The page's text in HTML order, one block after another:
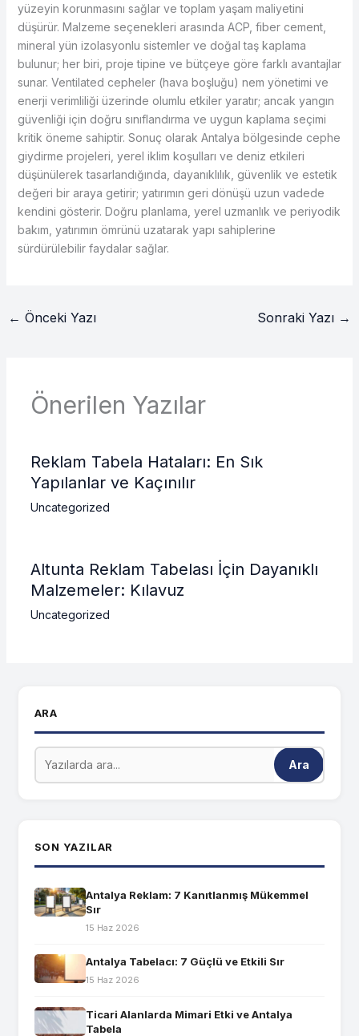
yüzeyin korunmasını sağlar ve toplam yaşam maliyetini
düşürür. Malzeme seçenekleri arasında ACP, fiber cement,
mineral yün izolasyonlu sistemler ve doğal taş kaplama
bulunur; her biri, proje tipine ve bütçeye göre farklı avantajlar
sunar. Ventilated cepheler (hava boşluğu) nem yönetimi ve
enerji verimliliği üzerinde olumlu etkiler yaratır; ancak yangın
güvenliği için doğru sınıflandırma ve uygun kaplama seçimi
kritik öneme sahiptir. Sonuç olarak Antalya bölgesinde cephe
giydirme projeleri, yerel iklim koşulları ve deniz etkileri
düşünülerek tasarlandığında, dayanıklılık, güvenlik ve estetik
değeri bir araya getirir; yatırımın geri dönüşü uzun vadede
kendini gösterir. Doğru planlama, yerel uzmanlık ve periyodik
bakım, yatırımın ömrünü uzatarak yapı sahiplerine
sürdürülebilir faydalar sağlar.
← Önceki Yazı Sonraki Yazı →
Önerilen Yazılar
Reklam Tabela Hataları: En Sık
Yapılanlar ve Kaçınılır
Uncategorized
Altunta Reklam Tabelası İçin Dayanıklı
Malzemeler: Kılavuz
Uncategorized
ARA
Ara
SON YAZILAR
Antalya Reklam: 7 Kanıtlanmış Mükemmel
Sır
15 Haz 2026
Antalya Tabelacı: 7 Güçlü ve Etkili Sır
15 Haz 2026
Ticari Alanlarda Mimari Etki ve Antalya
Tabela